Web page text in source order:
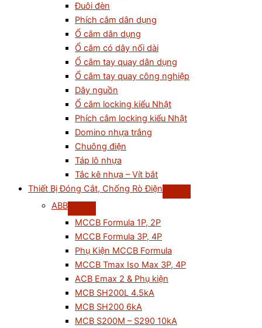
Đuôi đèn
Phích cắm dân dụng
Ổ cắm dân dụng
Ổ cắm có dây nối dài
Ổ cắm tay quay dân dụng
Ổ cắm tay quay công nghiệp
Dây nguồn
Ổ cắm locking kiểu Nhật
Phích cắm locking kiểu Nhật
Domino nhựa trắng
Chuông điện
Táp lô nhựa
Tắc kê nhựa – Vít bắt
Thiết Bị Đóng Cắt, Chống Rò Điện
ABB
MCCB Formula 1P, 2P
MCCB Formula 3P, 4P
Phụ Kiện MCCB Formula
MCCB Tmax Iso Max 3P, 4P
ACB Emax 2 & Phụ kiện
MCB SH200L 4.5kA
MCB SH200 6kA
MCB S200M – S290 10kA